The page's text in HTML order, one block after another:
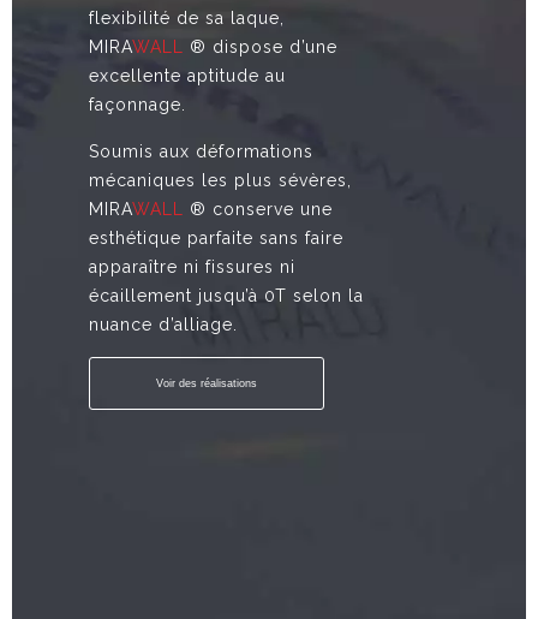
flexibilité de sa laque,
MIRAWALL ® dispose d’une
excellente aptitude au
façonnage.
Soumis aux déformations
mécaniques les plus sévères,
MIRAWALL ® conserve une
esthétique parfaite sans faire
apparaître ni fissures ni
écaillement jusqu’à 0T selon la
nuance d’alliage.
Voir des réalisations